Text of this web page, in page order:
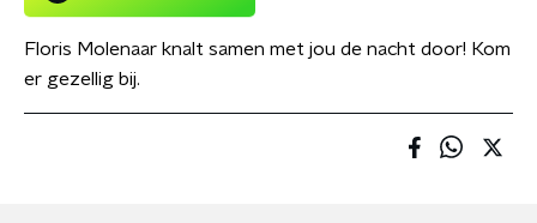
Floris Molenaar knalt samen met jou de nacht door! Kom
er gezellig bij.